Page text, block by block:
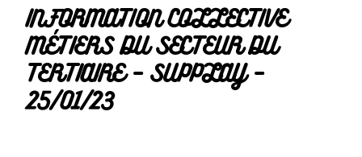
INFORMATION COLLECTIVE
MÉTIERS DU SECTEUR DU
TERTIAIRE – SUPPLAY –
25/01/23